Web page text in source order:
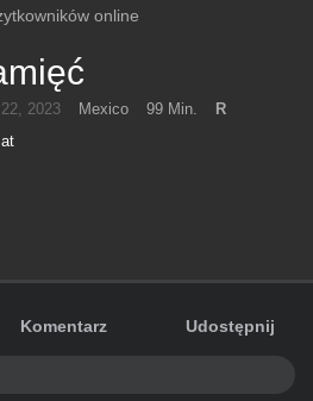
online
2023 Mexico 99 Min.
R
Komentarz Udostępnij